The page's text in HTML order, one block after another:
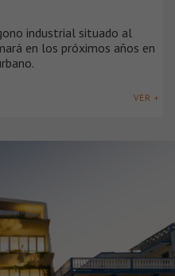
industrial situado al
en los próximos años en
VER +